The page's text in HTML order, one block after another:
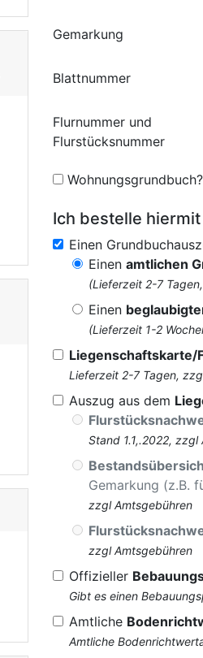
Gemarkung
Blattnummer
Flurnummer und
Flurstücksnummer
Wohnungsgrundbuch?
Ich bestelle hiermit
Einen
Einen amtlichen
(Lieferzeit 2-7
Einen
(Lieferzeit 1-2
Liegenschaftskarte/
Lieferzeit 2-7 Tagen,
Auszug aus dem
Stand 1.1,.2022,
Gemarkung (z.B.
zzgl Amtsgebühren
zzgl Amtsgebühren
Offizieller
Gibt es einen
Amtliche
Amtliche